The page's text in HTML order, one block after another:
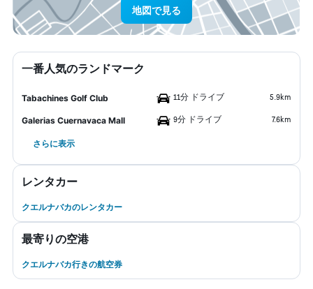
地図で見る
一番人気のランドマーク
Tabachines Golf Club 11分 ドライブ 5.9km
Galerias Cuernavaca Mall 9分 ドライブ 7.6km
さらに表示
レンタカー
クエルナバカのレンタカー
最寄りの空港
クエルナバカ行きの航空券